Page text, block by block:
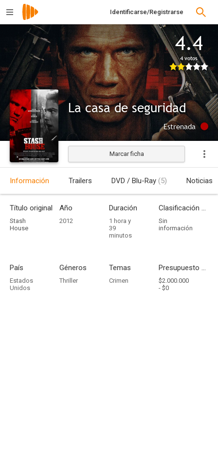
Identificarse/Registrarse
4.4
4 votos
La casa de seguridad
Estrenada
Marcar ficha
Información Trailers DVD / Blu-Ray (5) Noticias
Título original
Stash
House
Año
2012
Duración
1 hora y
39
minutos
Clasificación por edades
Sin
información
País
Estados
Unidos
Géneros
Thriller
Temas
Crimen
Presupuesto - Ingresos
$2.000.000
- $0